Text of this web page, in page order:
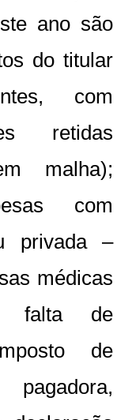
ano são
do titular
com
retidas
malha);
com
privada –
médicas
falta de
de